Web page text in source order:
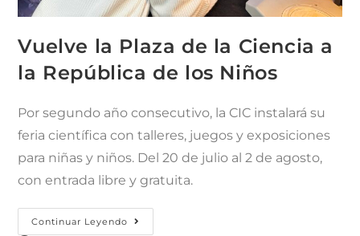
Vuelve la Plaza de la Ciencia a
la República de los Niños
Por segundo año consecutivo, la CIC instalará su
feria científica con talleres, juegos y exposiciones
para niñas y niños. Del 20 de julio al 2 de agosto,
con entrada libre y gratuita.
Continuar Leyendo